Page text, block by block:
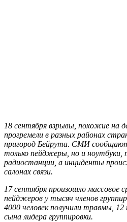
18 сентября взрывы, похожие на
прогремели в разных районах
пригород Бейрута. СМИ
только пейджеры, но и
радиостанции, а инциденты
салонах связи.
17 сентября произошло массовое
пейджеров у тысяч членов
4000 человек получили травмы, 12
сына лидера группировки.